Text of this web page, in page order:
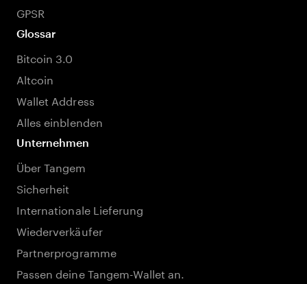
GPSR
Glossar
Bitcoin 3.0
Altcoin
Wallet Address
Alles einblenden
Unternehmen
Über Tangem
Sicherheit
Internationale Lieferung
Wiederverkäufer
Partnerprogramme
Passen deine Tangem-Wallet an.